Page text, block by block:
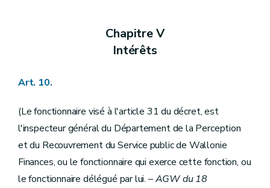
Chapitre V
Intérêts
Art. 10.
(Le fonctionnaire visé à l'article 31 du décret, est
l'inspecteur général du Département de la Perception
et du Recouvrement du Service public de Wallonie
Finances, ou le fonctionnaire qui exerce cette fonction, ou
le fonctionnaire délégué par lui. – AGW du 18